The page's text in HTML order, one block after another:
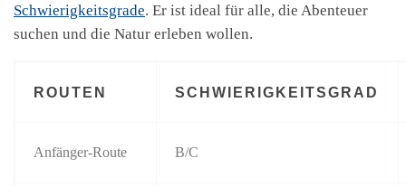
Schwierigkeitsgrade. Er ist ideal für alle, die Abenteuer
suchen und die Natur erleben wollen.
ROUTEN SCHWIERIGKEITSGRAD
Anfänger-Route B/C